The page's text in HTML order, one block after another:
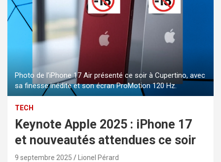
Photo de l’iPhone 17 Air présenté ce soir à Cupertino, avec
sa finesse inédite et son écran ProMotion 120 Hz.
TECH
Keynote Apple 2025 : iPhone 17
et nouveautés attendues ce soir
9 septembre 2025 Lionel Pérard